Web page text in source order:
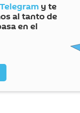
Telegram y te
al tanto de
en el